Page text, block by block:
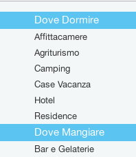
Dove Dormire
Affittacamere
Agriturismo
Camping
Case Vacanza
Hotel
Residence
Dove Mangiare
Bar e Gelaterie